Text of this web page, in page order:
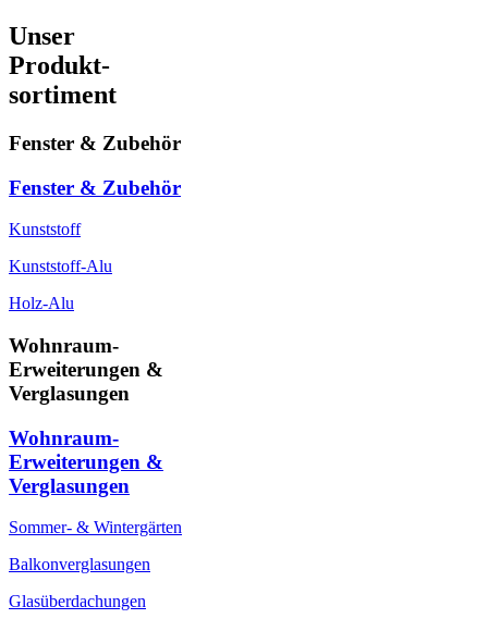
Unser
Produkt-
sortiment
Fenster & Zubehör
Fenster & Zubehör
Kunststoff
Kunststoff-Alu
Holz-Alu
Wohnraum-
Erweiterungen &
Verglasungen
Wohnraum-
Erweiterungen &
Verglasungen
Sommer- & Wintergärten
Balkonverglasungen
Glasüberdachungen